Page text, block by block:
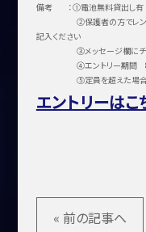
備考 ：①電池無料貸出し有
②保護者の方でレンタル
記入ください
③メッセージ欄にチーム
④エントリー期間 8/
⑤定員を超えた場合は
エントリーはこ
« 前の記事へ